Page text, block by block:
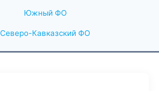
Южный ФО
Северо-Кавказский ФО